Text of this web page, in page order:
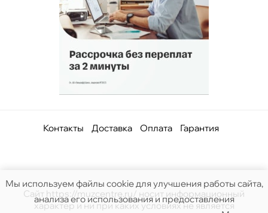
Контакты Доставка Оплата Гарантия
Сайт https://muzcentre.ru/ носит информационный
характер и ни при каких условиях не является
Мы используем файлы cookie для улучшения работы сайта,
анализа его использования и предоставления